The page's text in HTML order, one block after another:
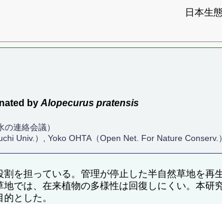
日本生
by Alopecurus pratensis
連絡会議）
Univ.）, Yoko OHTA（Open Net. For Nature Conserv.）
を担っている。管理が停止した半自然草地を再
では、在来植物の多様性は回復しにくい。本研
とした。